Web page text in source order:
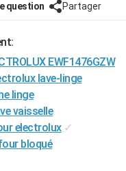
question Partager
EWF1476GZW
lave-linge
linge
vaisselle
electrolux ✓
bloqué